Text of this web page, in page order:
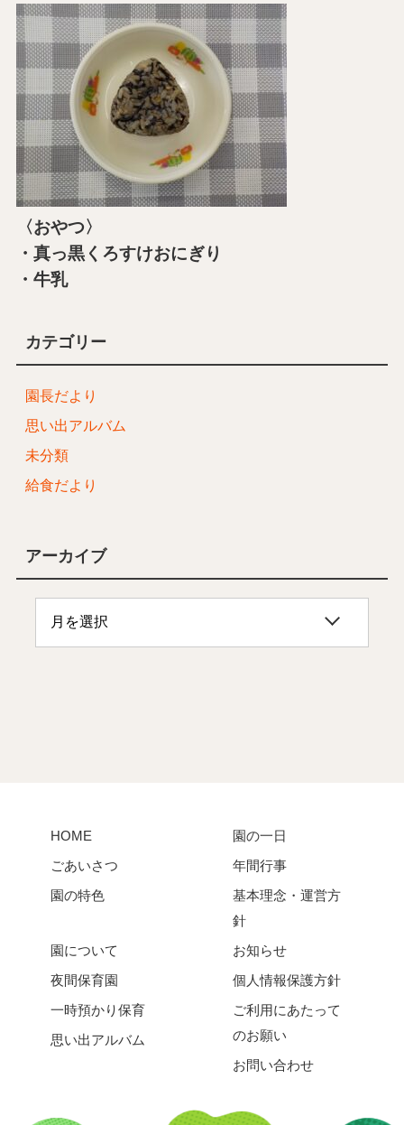
〈おやつ〉
・真っ黒くろすけおにぎり
・牛乳
カテゴリー
園長だより
思い出アルバム
未分類
給食だより
アーカイブ
HOME
ごあいさつ
園の特色
園の一日
年間行事
基本理念・運営方
針
園について
夜間保育園
一時預かり保育
思い出アルバム
お知らせ
個人情報保護方針
ご利用にあたって
のお願い
お問い合わせ